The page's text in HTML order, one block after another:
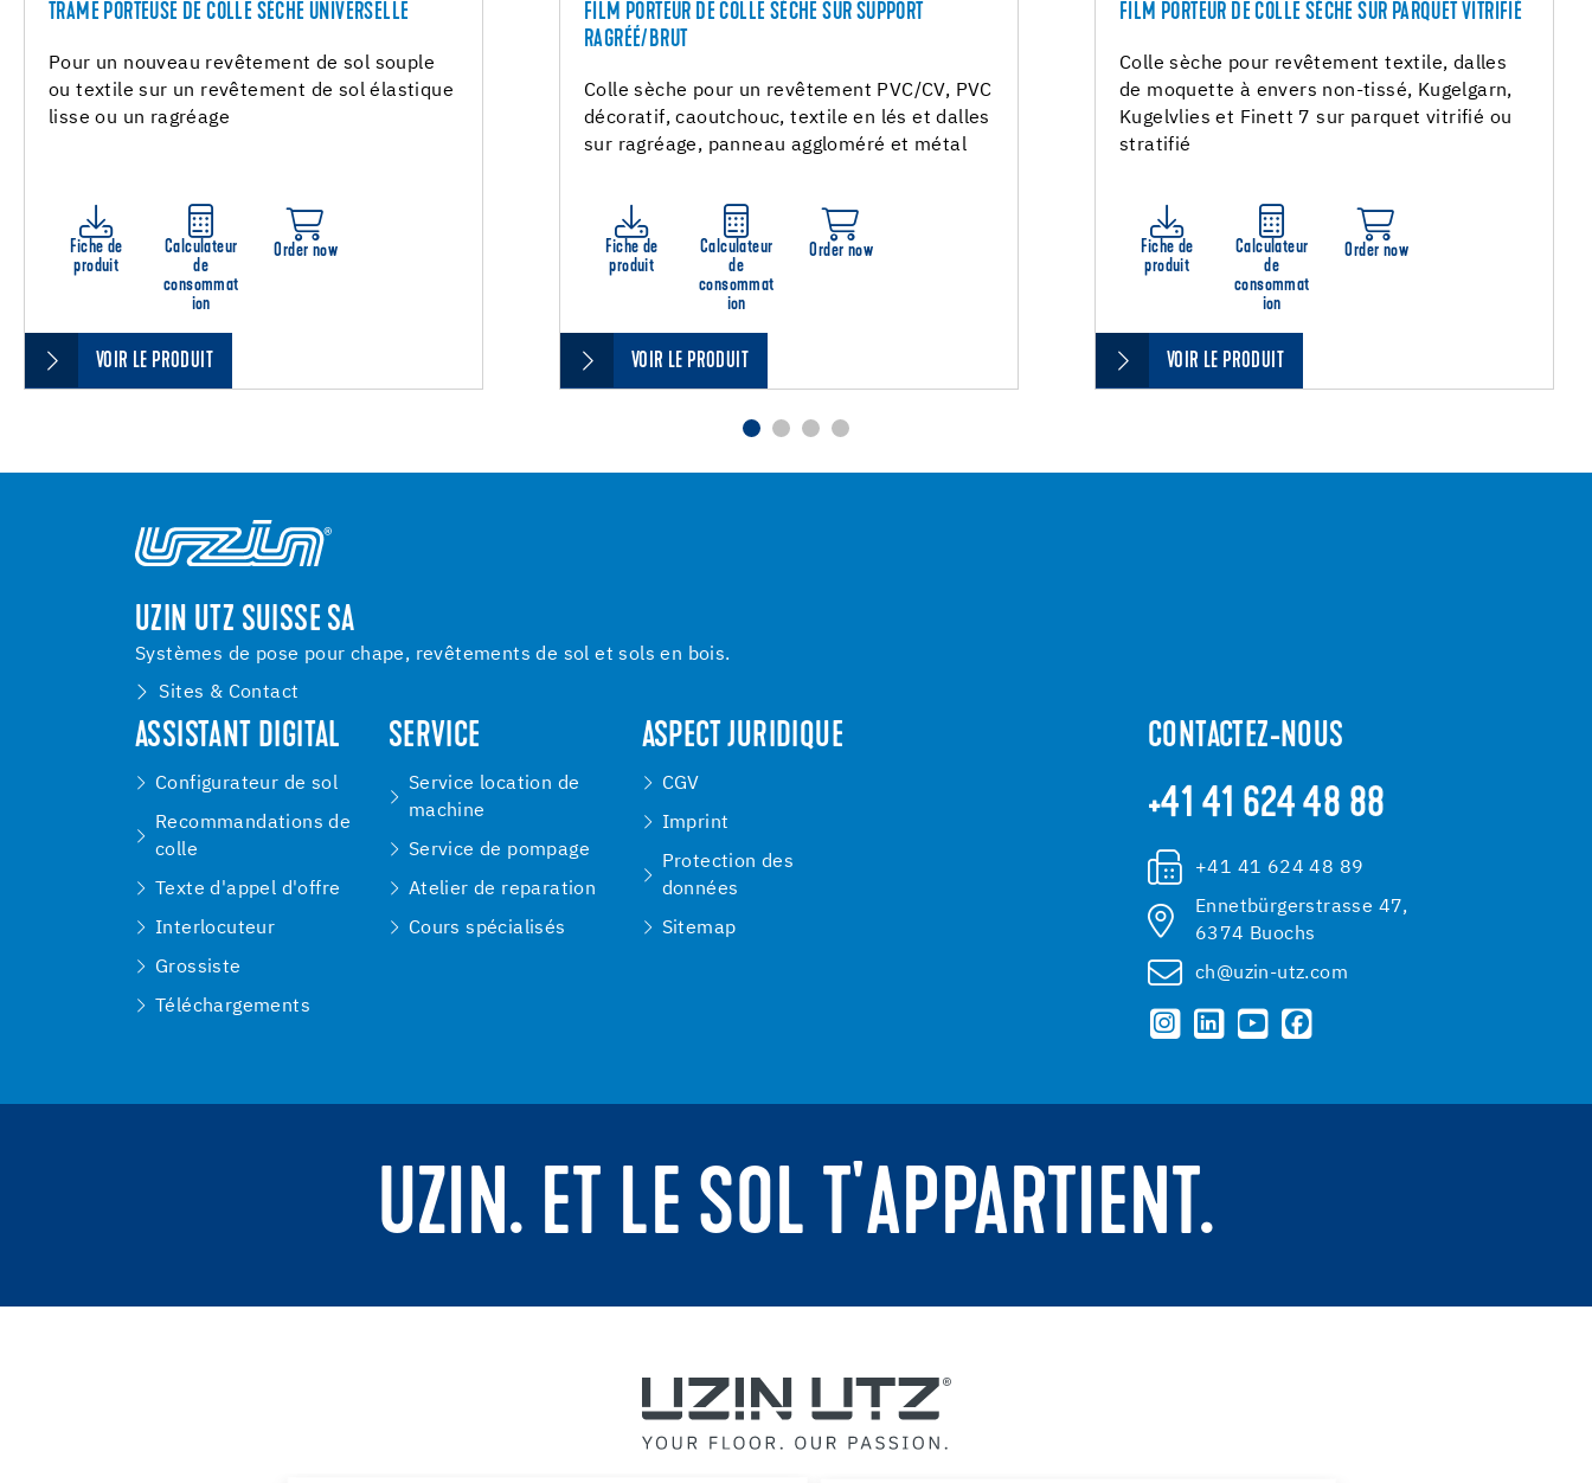
TRAME PORTEUSE DE COLLE SÈCHE UNIVERSELLE
Pour un nouveau revêtement de sol souple
ou textile sur un revêtement de sol élastique
lisse ou un ragréage
Fiche de
produit
Calculateur
de
consommat
ion
Order now
VOIR LE PRODUIT
FILM PORTEUR DE COLLE SÈCHE SUR SUPPORT
RAGRÉÉ/BRUT
Colle sèche pour un revêtement PVC/CV, PVC
décoratif, caoutchouc, textile en lés et dalles
sur ragréage, panneau aggloméré et métal
Fiche de
produit
Calculateur
de
consommat
ion
Order now
VOIR LE PRODUIT
FILM PORTEUR DE COLLE SÈCHE SUR PARQUET VITRIFIÉ
Colle sèche pour revêtement textile, dalles
de moquette à envers non-tissé, Kugelgarn,
Kugelvlies et Finett 7 sur parquet vitrifié ou
stratifié
Fiche de
produit
Calculateur
de
consommat
ion
Order now
VOIR LE PRODUIT
UZIN UTZ SUISSE SA
Systèmes de pose pour chape, revêtements de sol et sols en bois.
Sites & Contact
ASSISTANT DIGITAL
Configurateur de sol
Recommandations de
colle
Texte d'appel d'offre
Interlocuteur
Grossiste
Téléchargements
SERVICE
Service location de
machine
Service de pompage
Atelier de reparation
Cours spécialisés
ASPECT JURIDIQUE
CGV
Imprint
Protection des
données
Sitemap
CONTACTEZ-NOUS
+41 41 624 48 88
+41 41 624 48 89
Ennetbürgerstrasse 47,
6374 Buochs
ch@uzin-utz.com
UZIN. ET LE SOL T'APPARTIENT.